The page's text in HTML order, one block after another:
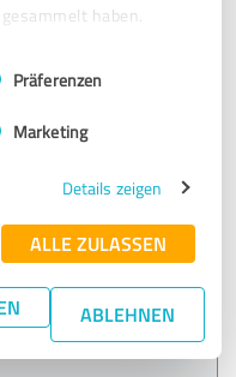
haben.
Präferenzen
Marketing
Details zeigen
ALLE ZULASSEN
ABLEHNEN
schaffen kann an
Doch Andreas
für ein tolles
keine Sekunde
lernen und ganz
Die zwei sind
und nur zu
nach sich selbst ist
dankbar für euer